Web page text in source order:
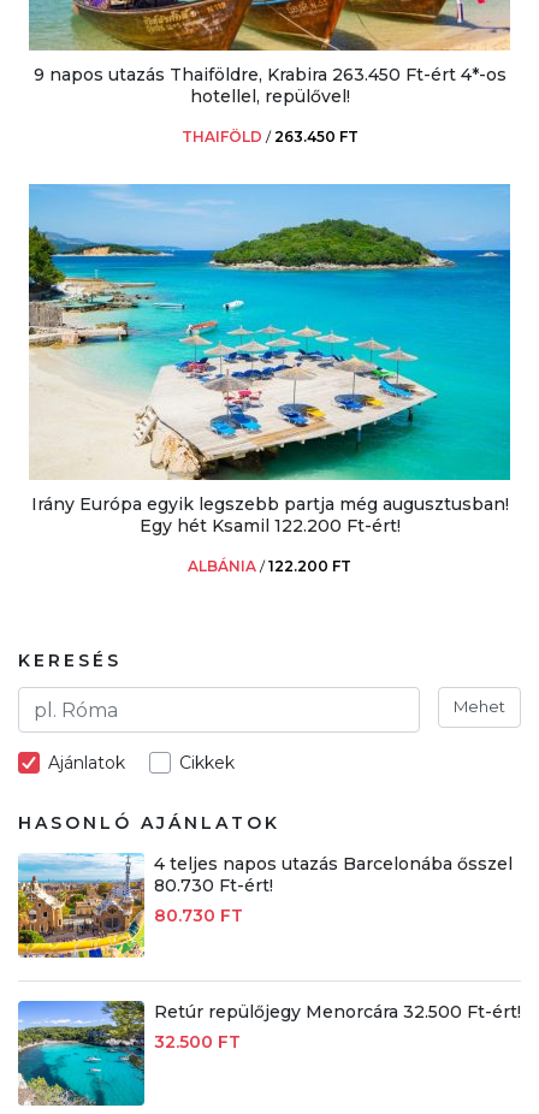
9 napos utazás Thaiföldre, Krabira 263.450 Ft-ért 4*-os
hotellel, repülővel!
THAIFÖLD /263.450 FT
Irány Európa egyik legszebb partja még augusztusban!
Egy hét Ksamil 122.200 Ft-ért!
ALBÁNIA /122.200 FT
KERESÉS
Mehet
Ajánlatok Cikkek
HASONLÓ AJÁNLATOK
4 teljes napos utazás Barcelonába ősszel
80.730 Ft-ért!
80.730 FT
Retúr repülőjegy Menorcára 32.500 Ft-ért!
32.500 FT